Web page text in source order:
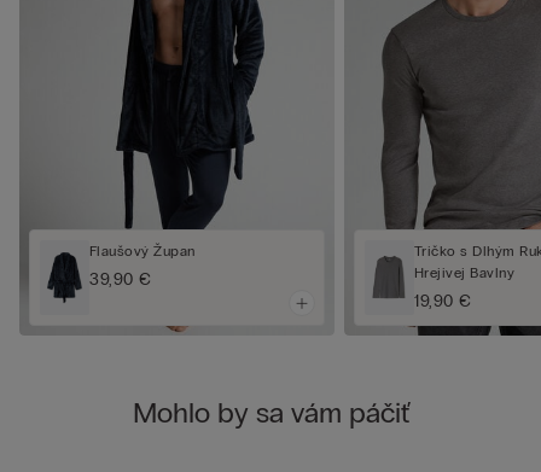
Flaušový Župan
39,90 €
Tričko s Dlhým
Hrejivej Bavlny
19,90 €
Mohlo by sa vám páčiť